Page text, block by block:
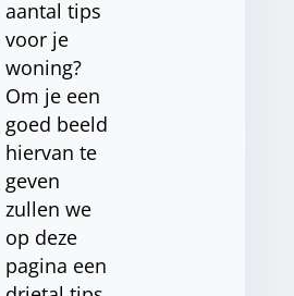
aantal tips
voor je
woning?
Om je een
goed beeld
hiervan te
geven
zullen we
op deze
pagina een